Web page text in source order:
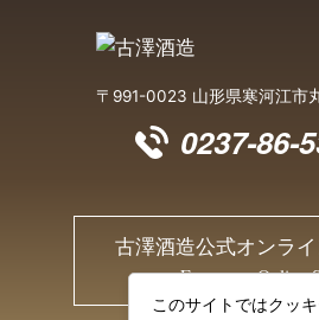
〒991-0023 山形県寒河江市
0237-86-
古澤酒造公式オンラ
Furusawa Online
このサイトではクッ